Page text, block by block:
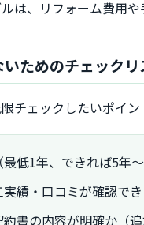
は、リフォーム費用
ためのチェックリ
チェックしたいポイン
低1年、できれば5年
績・口コミが確認で
書の内容が明確か（追